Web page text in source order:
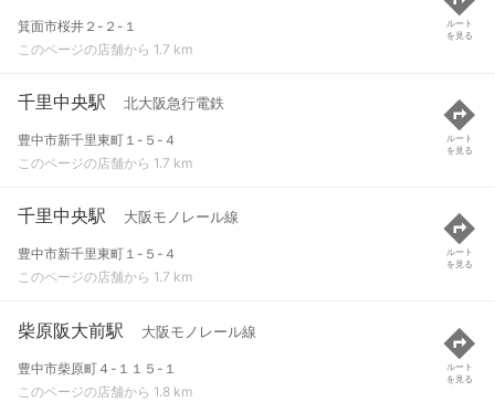
箕面市桜井２-２-１
このページの店舗から 1.7 km
ルート
を見る
千里中央駅 北大阪急行電鉄
豊中市新千里東町１-５-４
このページの店舗から 1.7 km
ルート
を見る
千里中央駅 大阪モノレール線
豊中市新千里東町１-５-４
このページの店舗から 1.7 km
ルート
を見る
柴原阪大前駅 大阪モノレール線
豊中市柴原町４-１１５-１
このページの店舗から 1.8 km
ルート
を見る